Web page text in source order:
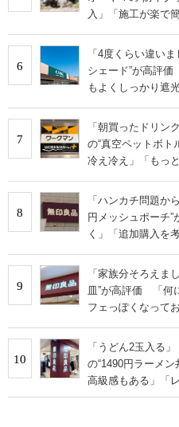
入」「施工が楽で簡
6
「4度くらい違い
シェード”が高評
もよくしっかり遮
7
「朝買ったドリ
の“真空ペットボ
冷え冷え」「もっ
8
「ハンカチ問題
円メッシュポーチ
く」「追加購入を
9
「家族分そろえ
皿”が高評価 「何
フェっぽくなって
10
「うどん2玉入る
の“1490円ラーメ
高級感もある」「